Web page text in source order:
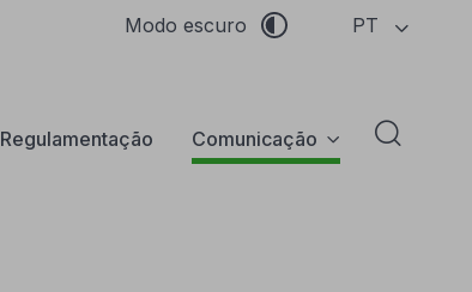
Modo escuro PT
Regulamentação Comunicação Abrir